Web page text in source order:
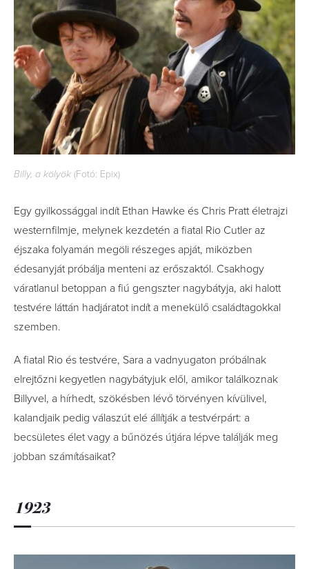
Billy, a kölyök (Fotó: Epix)
Egy gyilkossággal indít Ethan Hawke és Chris Pratt életrajzi
westernfilmje, melynek kezdetén a fiatal Rio Cutler az
éjszaka folyamán megöli részeges apját, miközben
édesanyját próbálja menteni az erőszaktól. Csakhogy
váratlanul betoppan a fiú gengszter nagybátyja, aki halott
testvére láttán hadjáratot indít a menekülő családtagokkal
szemben.
A fiatal Rio és testvére, Sara a vadnyugaton próbálnak
elrejtőzni kegyetlen nagybátyjuk elől, amikor találkoznak
Billyvel, a hírhedt, szökésben lévő törvényen kívülivel,
kalandjaik pedig válaszút elé állítják a testvérpárt: a
becsületes élet vagy a bűnözés útjára lépve találják meg
jobban számításaikat?
1923